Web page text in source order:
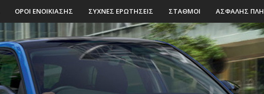
ΟΡΟΙ ΕΝΟΙΚΙΑΣΗΣ ΣΥΧΝΕΣ ΕΡΩΤΗΣΕΙΣ ΣΤΑΘΜΟΙ ΑΣΦΑΛΗΣ